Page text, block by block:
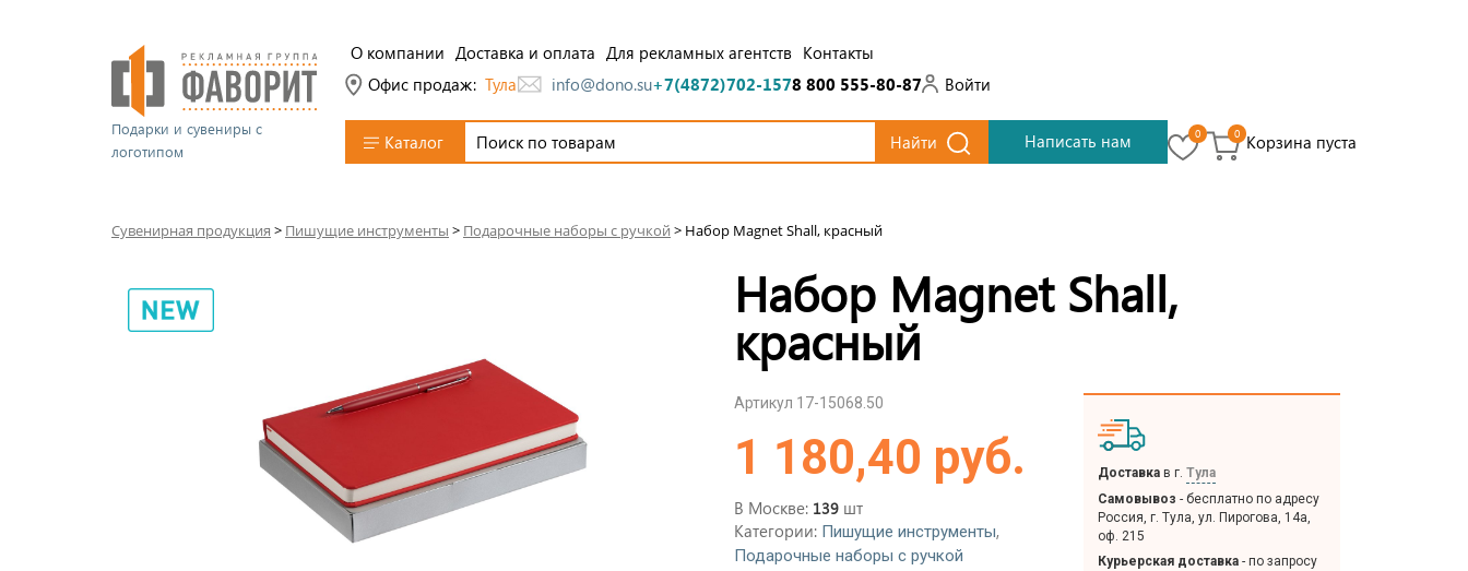
Подарки и сувениры с
логотипом
О компании Доставка и оплата Для рекламных агентств Контакты
Офис продаж: Тула info@dono.su+7(4872)702-1578 800 555-80-87 Войти
Каталог Найти Написать нам 0 0 Корзина пуста
Сувенирная продукция > Пишущие инструменты > Подарочные наборы с ручкой > Набор Magnet Shall, красный
Набор Magnet Shall,
красный
Артикул 17-15068.50
1 180,40 руб.
В Москве: 139 шт
Категории: Пишущие инструменты,
Подарочные наборы с ручкой
Доставка в г. Тула
Самовывоз - бесплатно по адресу
Россия, г. Тула, ул. Пирогова, 14а,
оф. 215
Курьерская доставка - по запросу